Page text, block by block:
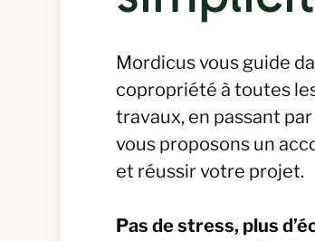
Mordicus vous guide
copropriété à toutes
travaux, en passant
vous proposons un
et réussir votre projet.
Pas de stress, plus